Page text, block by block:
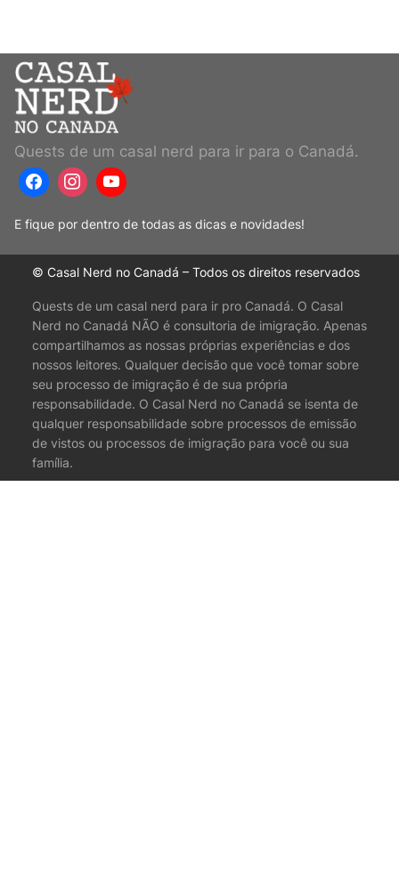
Quests de um casal nerd para ir para o Canadá.
E fique por dentro de todas as dicas e novidades!
© Casal Nerd no Canadá – Todos os direitos reservados
Quests de um casal nerd para ir pro Canadá. O Casal
Nerd no Canadá NÃO é consultoria de imigração. Apenas
compartilhamos as nossas próprias experiências e dos
nossos leitores. Qualquer decisão que você tomar sobre
seu processo de imigração é de sua própria
responsabilidade. O Casal Nerd no Canadá se isenta de
qualquer responsabilidade sobre processos de emissão
de vistos ou processos de imigração para você ou sua
família.